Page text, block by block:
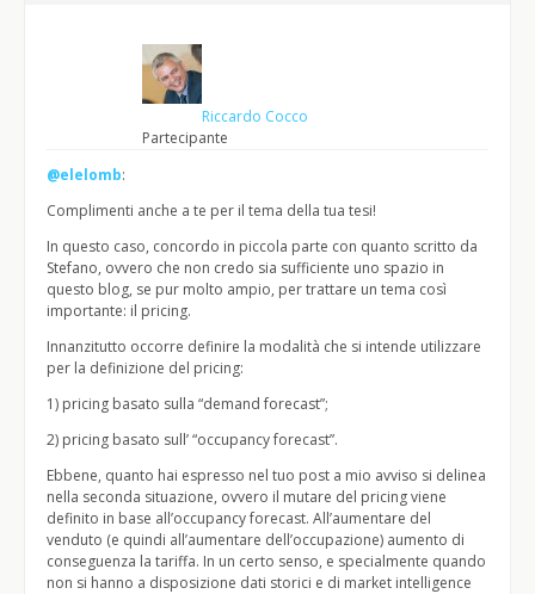
Riccardo Cocco
Partecipante
@elelomb:
Complimenti anche a te per il tema della tua tesi!
In questo caso, concordo in piccola parte con quanto scritto da
Stefano, ovvero che non credo sia sufficiente uno spazio in
questo blog, se pur molto ampio, per trattare un tema così
importante: il pricing.
Innanzitutto occorre definire la modalità che si intende utilizzare
per la definizione del pricing:
1) pricing basato sulla “demand forecast”;
2) pricing basato sull’ “occupancy forecast”.
Ebbene, quanto hai espresso nel tuo post a mio avviso si delinea
nella seconda situazione, ovvero il mutare del pricing viene
definito in base all’occupancy forecast. All’aumentare del
venduto (e quindi all’aumentare dell’occupazione) aumento di
conseguenza la tariffa. In un certo senso, e specialmente quando
non si hanno a disposizione dati storici e di market intelligence